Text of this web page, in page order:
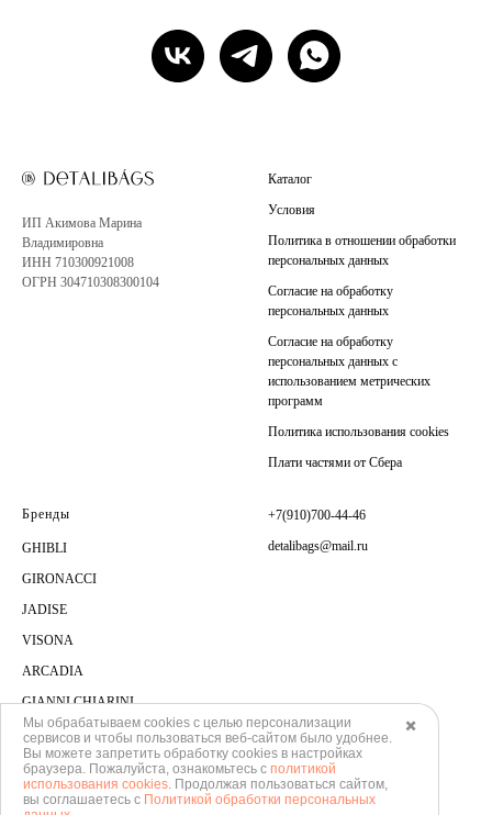
ИП Акимова Марина
Владимировна
ИНН 710300921008
ОГРН 304710308300104
Каталог
Условия
Политика в отношении обработки
персональных данных
Согласие на обработку
персональных данных
Согласие на обработку
персональных данных с
использованием метрических
программ
Политика использования cookies
Плати частями от Сбера
Бренды
GHIBLI
GIRONACCI
JADISE
VISONA
ARCADIA
GIANNI CHIARINI
+7(910)700-44-46
detalibags@mail.ru
✖️
Мы обрабатываем cookies с целью персонализации
сервисов и чтобы пользоваться веб-сайтом было удобнее.
Вы можете запретить обработку сookies в настройках
браузера. Пожалуйста, ознакомьтесь с политикой
использования cookies. Продолжая пользоваться сайтом,
вы соглашаетесь с Политикой обработки персональных